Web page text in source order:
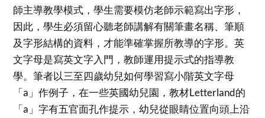
師主導教學模式，學生需要模仿老師示範寫出字形，
因此，學生必須留心聽老師講解有關筆畫名稱、筆順
及字形結構的資料，才能準確掌握所教導的字形。英
文字母是寫英文字入門，教師運用提示式的指導教
學。筆者以三至四歲幼兒如何學習寫小階英文字母
「a」作例子，在一些英國幼兒園，教材Letterland的
「a」字有五官面孔作提示，幼兒從眼睛位置向頭上沿